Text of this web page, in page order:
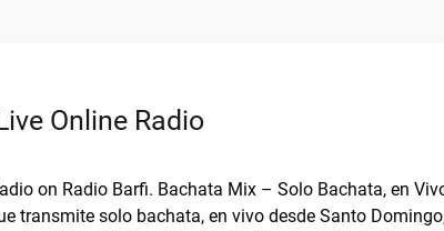
Online Radio
on Radio Barfi. Bachata Mix – Solo Bachata, en
transmite solo bachata, en vivo desde Santo